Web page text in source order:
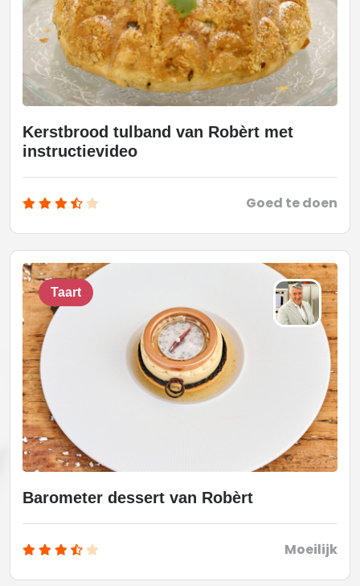
Kerstbrood tulband van Robèrt met
instructievideo
Goed te doen
Taart
Barometer dessert van Robèrt
Moeilijk